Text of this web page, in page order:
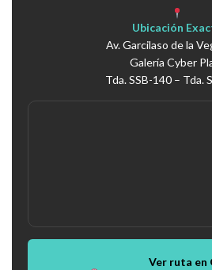
Ubicación
Av. Garcilaso de la
Galería Cyber
Tda. SSB-140 – Tda.
Ver ruta en